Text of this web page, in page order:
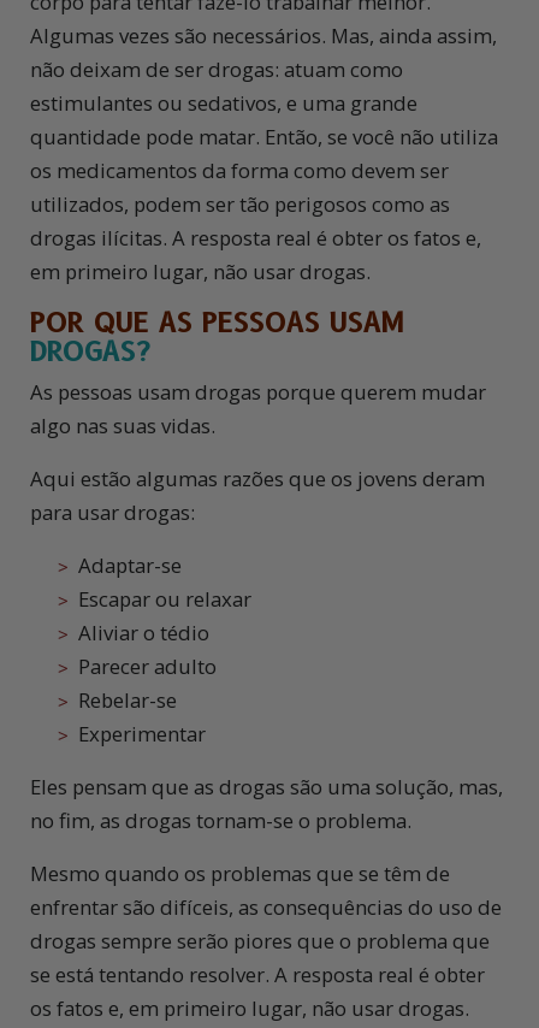
Algumas vezes são necessários. Mas, ainda assim,
não deixam de ser drogas: atuam como
estimulantes ou sedativos, e uma grande
quantidade pode matar. Então, se você não utiliza
os medicamentos da forma como devem ser
utilizados, podem ser tão perigosos como as
drogas ilícitas. A resposta real é obter os fatos e,
em primeiro lugar, não usar drogas.
POR QUE AS PESSOAS USAM
DROGAS?
As pessoas usam drogas porque querem mudar
algo nas suas vidas.
Aqui estão algumas razões que os jovens deram
para usar drogas:
Adaptar-se
Escapar ou relaxar
Aliviar o tédio
Parecer adulto
Rebelar-se
Experimentar
Eles pensam que as drogas são uma solução, mas,
no fim, as drogas tornam-se o problema.
Mesmo quando os problemas que se têm de
enfrentar são difíceis, as consequências do uso de
drogas sempre serão piores que o problema que
se está tentando resolver. A resposta real é obter
os fatos e, em primeiro lugar, não usar drogas.